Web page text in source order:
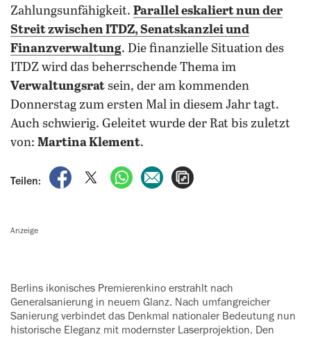
Zahlungsunfähigkeit. Parallel eskaliert nun der
Streit zwischen ITDZ, Senatskanzlei und
Finanzverwaltung. Die finanzielle Situation des
ITDZ wird das beherrschende Thema im
Verwaltungsrat sein, der am kommenden
Donnerstag zum ersten Mal in diesem Jahr tagt.
Auch schwierig. Geleitet wurde der Rat bis zuletzt
von: Martina Klement.
Teilen:
auf Facebook teilen
auf X teilenper WhatsApp teilen
per E-Mail teilen
Anzeige
Berlins ikonisches Premierenkino erstrahlt nach
Generalsanierung in neuem Glanz. Nach umfangreicher
Sanierung verbindet das Denkmal nationaler Bedeutung nun
historische Eleganz mit modernster Laserprojektion. Den